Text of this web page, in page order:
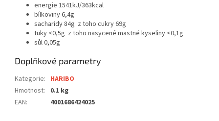
energie 1541kJ/363kcal
bílkoviny 6,4g
sacharidy 84g z toho cukry 69g
tuky <0,5g z toho nasycené mastné kyseliny <0,1g
sůl 0,05g
Doplňkové parametry
Kategorie: HARIBO
Hmotnost:
0.1 kg
EAN: 4001686424025